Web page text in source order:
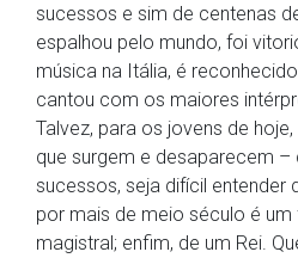
sucessos e sim de centenas
espalhou pelo mundo, foi
música na Itália, é
cantou com os maiores
Talvez, para os jovens de
que surgem e desaparecem
sucessos, seja difícil entender
por mais de meio século é
magistral; enfim, de um Rei.